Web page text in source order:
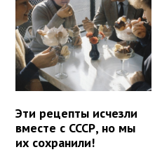
Эти рецепты исчезли
вместе с СССР, но мы
их сохранили!